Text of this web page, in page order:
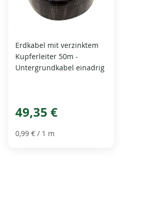
Erdkabel mit verzinktem
Kupferleiter 50m -
Untergrundkabel einadrig
49,35 €
0,99 € / 1 m